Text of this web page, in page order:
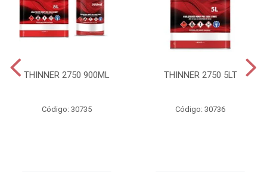
THINNER 2750 900ML
Código: 30735
THINNER 2750 5LT
Código: 30736